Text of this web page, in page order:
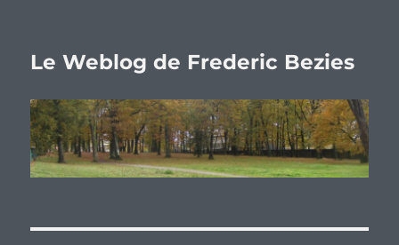
Le Weblog de Frederic Bezies